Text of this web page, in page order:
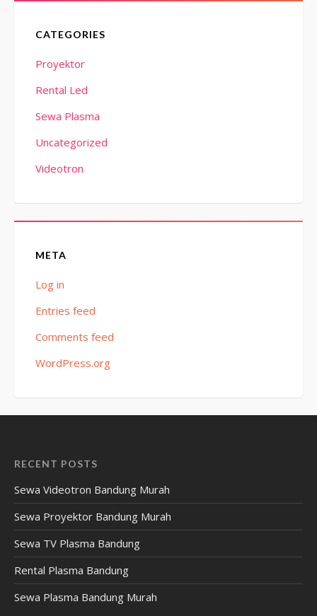
CATEGORIES
Proyektor
Rental Led
Sewa Plasma
Uncategorized
Videotron
META
Log in
Entries feed
Comments feed
WordPress.org
RECENT POSTS
Sewa Videotron Bandung Murah
Sewa Proyektor Bandung Murah
Sewa TV Plasma Bandung
Rental Plasma Bandung
Sewa Plasma Bandung Murah